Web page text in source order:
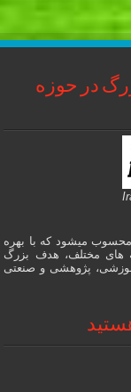
در حوزه
میشود که با بهره
های مختلف، هدف بزرگ
پژوهشی و صنعتی